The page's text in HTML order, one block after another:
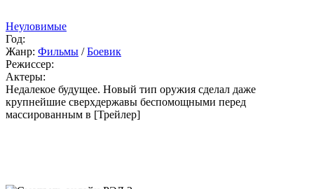
Неуловимые
Год:
Жанр: Фильмы /Боевик
Режиссер:
Актеры:
Недалекое будущее. Новый тип оружия сделал даже
крупнейшие сверхдержавы беспомощными перед
массированным в [Трейлер]